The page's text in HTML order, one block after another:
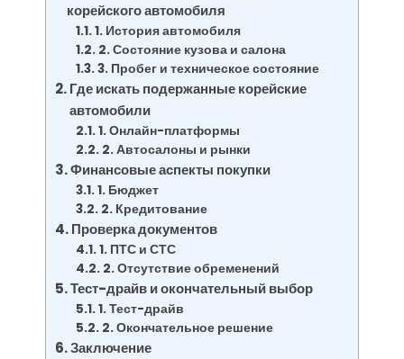
корейского автомобиля
1. История автомобиля
2. Состояние кузова и салона
3. Пробег и техническое состояние
Где искать подержанные корейские
автомобили
1. Онлайн-платформы
2. Автосалоны и рынки
Финансовые аспекты покупки
1. Бюджет
2. Кредитование
Проверка документов
1. ПТС и СТС
2. Отсутствие обременений
Тест-драйв и окончательный выбор
1. Тест-драйв
2. Окончательное решение
Заключение